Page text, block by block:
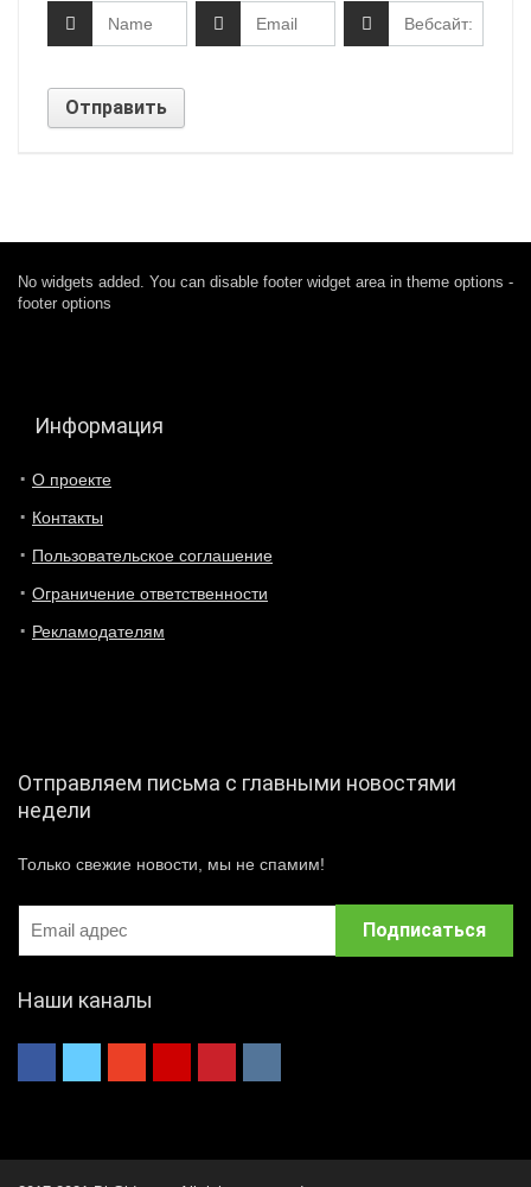
No widgets added. You can disable footer widget area in theme options -
footer options
Информация
О проекте
Контакты
Пользовательское соглашение
Ограничение ответственности
Рекламодателям
Отправляем письма с главными новостями
недели
Только свежие новости, мы не спамим!
Наши каналы